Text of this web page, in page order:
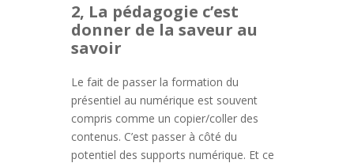
2, La pédagogie c’est
donner de la saveur au
savoir
Le fait de passer la formation du
présentiel au numérique est souvent
compris comme un copier/coller des
contenus. C’est passer à côté du
potentiel des supports numérique. Et ce